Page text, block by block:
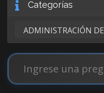
Categorías